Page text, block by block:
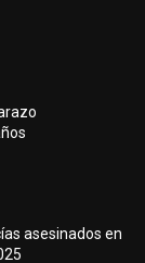
asesinados en